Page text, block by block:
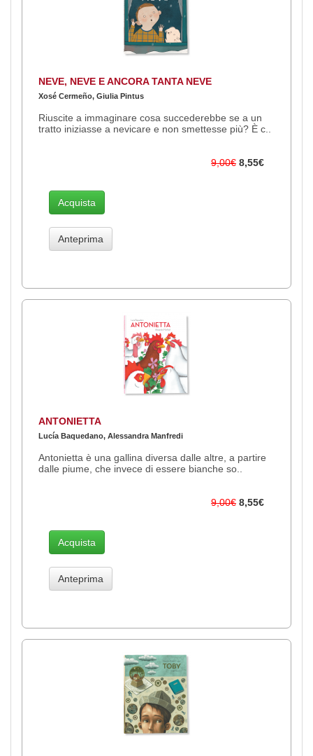
NEVE, NEVE E ANCORA TANTA NEVE
Xosé Cermeño, Giulia Pintus
Riuscite a immaginare cosa succederebbe se a un
tratto iniziasse a nevicare e non smettesse più? È c..
9,00€ 8,55€
Acquista
Anteprima
ANTONIETTA
Lucía Baquedano, Alessandra Manfredi
Antonietta è una gallina diversa dalle altre, a partire
dalle piume, che invece di essere bianche so..
9,00€ 8,55€
Acquista
Anteprima